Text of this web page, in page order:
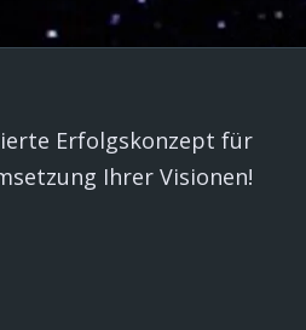
Erfolgskonzept für
Ihrer Visionen!